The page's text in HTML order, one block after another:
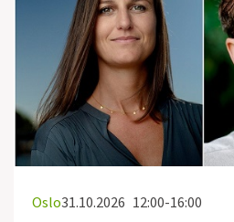
Oslo31.10.2026 12:00-16:00